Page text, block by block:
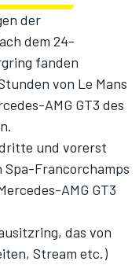
der
dem 24-
fanden
von Le Mans
AMG GT3 des
und vorerst
Francorchamps
AMG GT3
das von
Stream etc.)